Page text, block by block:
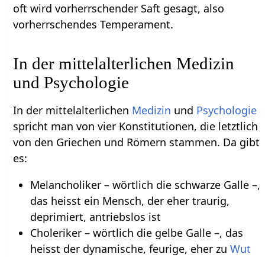
oft wird vorherrschender Saft gesagt, also
vorherrschendes Temperament.
In der mittelalterlichen Medizin
und Psychologie
In der mittelalterlichen Medizin und Psychologie
spricht man von vier Konstitutionen, die letztlich
von den Griechen und Römern stammen. Da gibt
es:
Melancholiker – wörtlich die schwarze Galle –,
das heisst ein Mensch, der eher traurig,
deprimiert, antriebslos ist
Choleriker – wörtlich die gelbe Galle –, das
heisst der dynamische, feurige, eher zu Wut